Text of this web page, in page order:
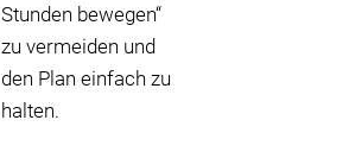
Stunden bewegen“
zu vermeiden und
den Plan einfach zu
halten.